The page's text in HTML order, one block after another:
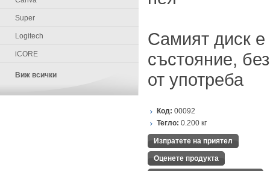
Super
Logitech
iCORE
Виж всички
Самият диск
състояние,
от употреба
Код: 00092
Тегло: 0.200 кг
Изпратете на приятел
Оценете продукта